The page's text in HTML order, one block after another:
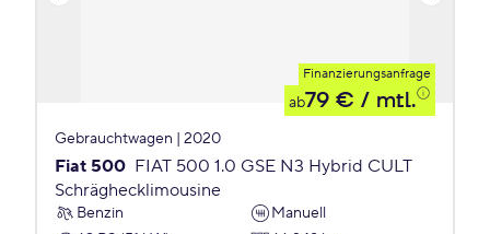
Finanzierungsanfrage
ab79 € / mtl.
Gebrauchtwagen | 2020
Fiat 500 FIAT 500 1.0 GSE N3 Hybrid CULT
Schräghecklimousine
Benzin
Manuell